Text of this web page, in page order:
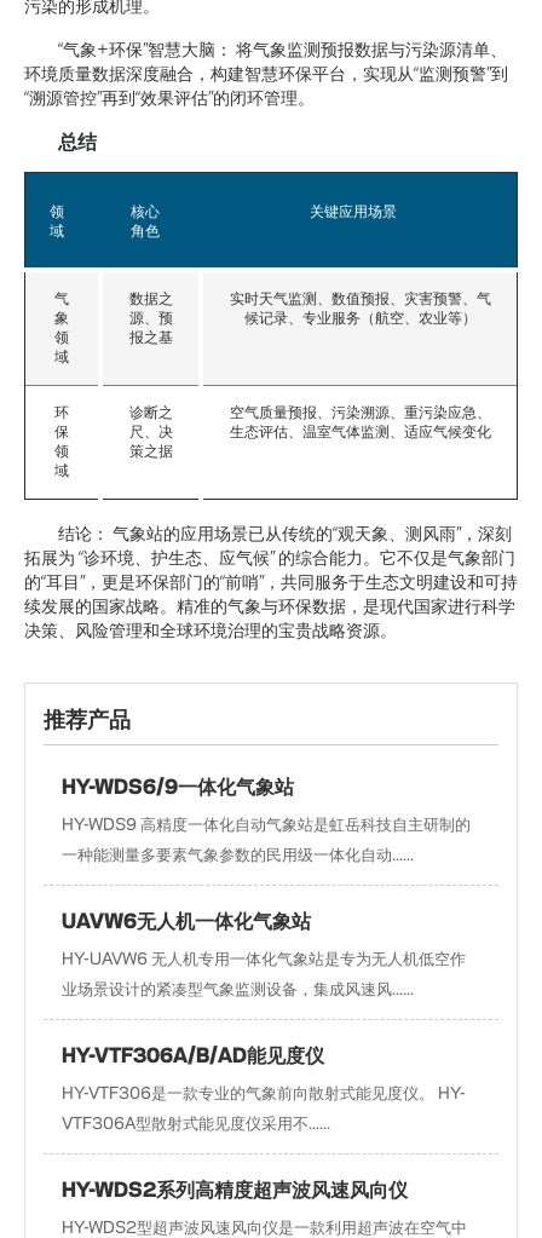
“气象+环保”智慧大脑： 将气象监测预报数据与污染源清单、
环境质量数据深度融合，构建智慧环保平台，实现从“监测预警”到
“溯源管控”再到“效果评估”的闭环管理。
总结
领
域
核心
角色
关键应用场景
气
象
领
域
数据之
源、预
报之基
实时天气监测、数值预报、灾害预警、气
候记录、专业服务（航空、农业等）
环
保
领
域
诊断之
尺、决
策之据
空气质量预报、污染溯源、重污染应急、
生态评估、温室气体监测、适应气候变化
结论： 气象站的应用场景已从传统的“观天象、测风雨”，深刻
拓展为 “诊环境、护生态、应气候” 的综合能力。它不仅是气象部门
的“耳目”，更是环保部门的“前哨”，共同服务于生态文明建设和可持
续发展的国家战略。精准的气象与环保数据，是现代国家进行科学
决策、风险管理和全球环境治理的宝贵战略资源。
推荐产品
HY-WDS6/9一体化气象站
HY-WDS9 高精度一体化自动气象站是虹岳科技自主研制的
一种能测量多要素气象参数的民用级一体化自动......
UAVW6无人机一体化气象站
HY-UAVW6 无人机专用一体化气象站是专为无人机低空作
业场景设计的紧凑型气象监测设备，集成风速风......
HY-VTF306A/B/AD能见度仪
HY-VTF306是一款专业的气象前向散射式能见度仪。 HY-
VTF306A型散射式能见度仪采用不......
HY-WDS2系列高精度超声波风速风向仪
HY-WDS2型超声波风速风向仪是一款利用超声波在空气中